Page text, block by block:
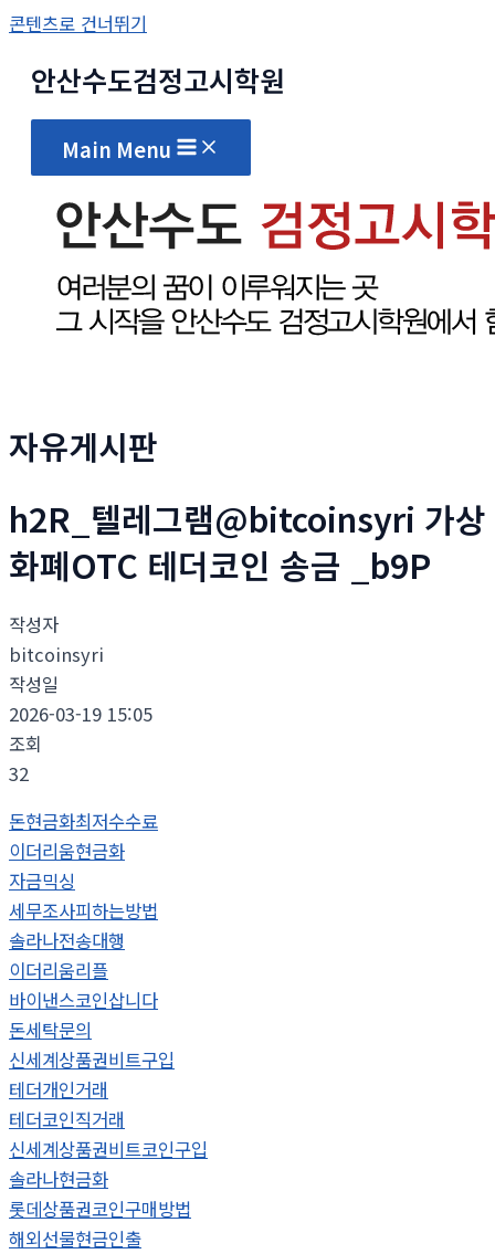
콘텐츠로 건너뛰기
안산수도검정고시학원
Main Menu
자유게시판
h2R_텔레그램@bitcoinsyri 가상
화폐OTC 테더코인 송금 _b9P
작성자
bitcoinsyri
작성일
2026-03-19 15:05
조회
32
돈현금화최저수수료
이더리움현금화
자금믹싱
세무조사피하는방법
솔라나전송대행
이더리움리플
바이낸스코인삽니다
돈세탁문의
신세계상품권비트구입
테더개인거래
테더코인직거래
신세계상품권비트코인구입
솔라나현금화
롯데상품권코인구매방법
해외선물현금인출